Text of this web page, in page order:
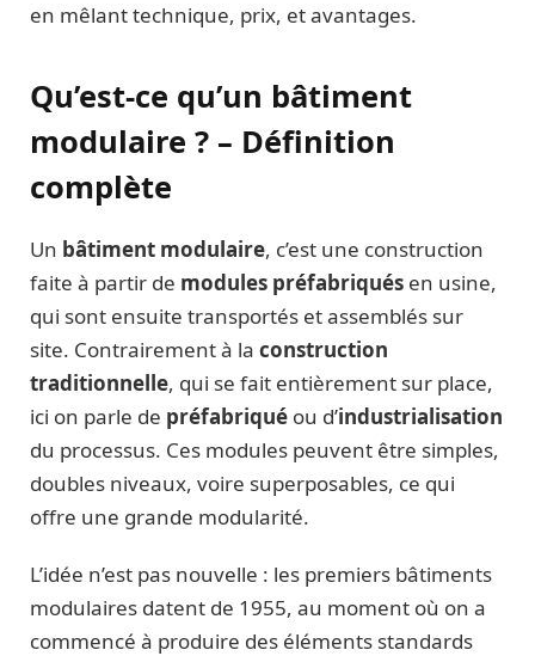
en mêlant technique, prix, et avantages.
Qu’est-ce qu’un bâtiment
modulaire ? – Définition
complète
Un bâtiment modulaire, c’est une construction
faite à partir de modules préfabriqués en usine,
qui sont ensuite transportés et assemblés sur
site. Contrairement à la construction
traditionnelle, qui se fait entièrement sur place,
ici on parle de préfabriqué ou d’industrialisation
du processus. Ces modules peuvent être simples,
doubles niveaux, voire superposables, ce qui
offre une grande modularité.
L’idée n’est pas nouvelle : les premiers bâtiments
modulaires datent de 1955, au moment où on a
commencé à produire des éléments standards